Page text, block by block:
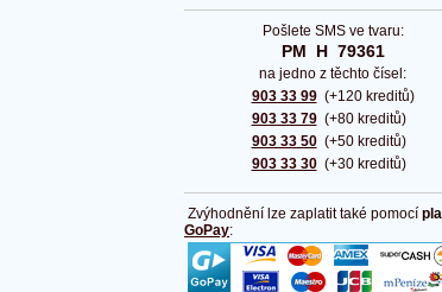
Pošlete SMS ve tvaru:
PM  H  79361
na jedno z těchto čísel:
903 33 99
903 33 79
903 33 50
903 33 30
(+120 kreditů)
(+80 kreditů)
(+50 kreditů)
(+30 kreditů)
Zvýhodnění lze zaplatit také pomocí
GoPay: